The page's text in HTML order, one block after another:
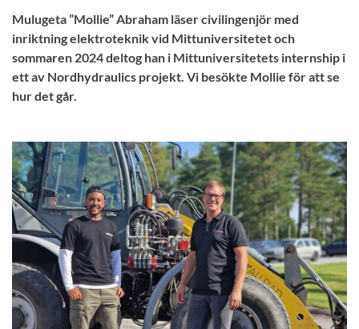
Mulugeta ”Mollie” Abraham läser civilingenjör med
inriktning elektroteknik vid Mittuniversitetet och
sommaren 2024 deltog han i Mittuniversitetets internship i
ett av Nordhydraulics projekt. Vi besökte Mollie för att se
hur det går.